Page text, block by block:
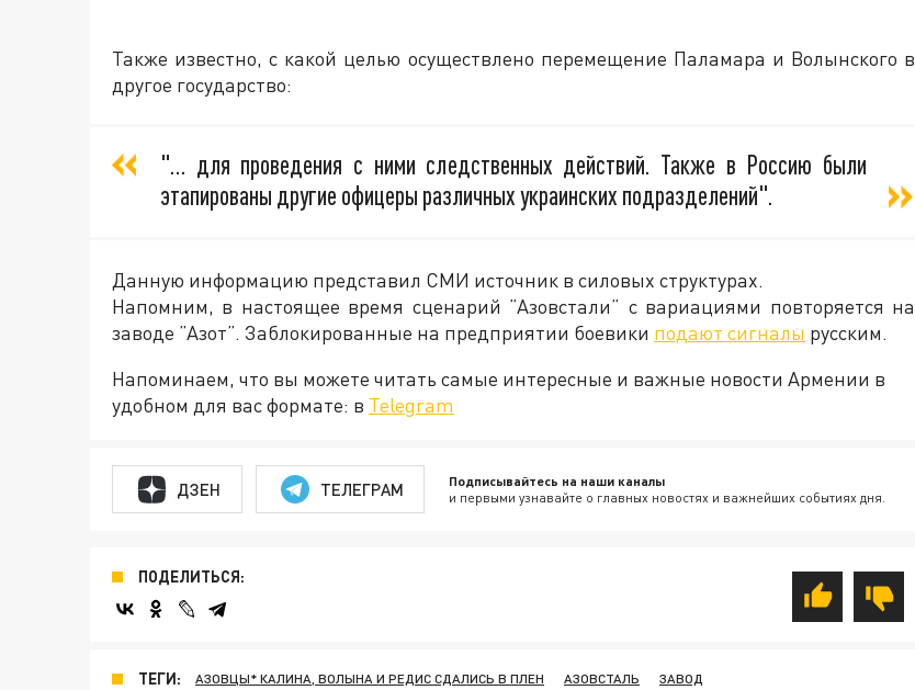
Также известно, с какой целью осуществлено перемещение Паламара и Волынского в
другое государство:
"… для проведения с ними следственных действий. Также в Россию были
этапированы другие офицеры различных украинских подразделений".
Данную информацию представил СМИ источник в силовых структурах.
Напомним, в настоящее время сценарий ”Азовстали” с вариациями повторяется на
заводе ”Азот”. Заблокированные на предприятии боевики подают сигналы русским.
Напоминаем, что вы можете читать самые интересные и важные новости Армении в
удобном для вас формате: в Telegram
ДЗЕН ТЕЛЕГРАМ Подписывайтесь на наши каналы
и первыми узнавайте о главных новостях и важнейших событиях дня.
ПОДЕЛИТЬСЯ:
ТЕГИ: АЗОВЦЫ* КАЛИНА, ВОЛЫНА И РЕДИС СДАЛИСЬ В ПЛЕН АЗОВСТАЛЬ ЗАВОД